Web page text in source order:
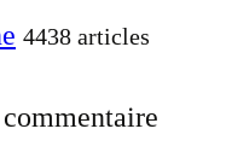
4438 articles